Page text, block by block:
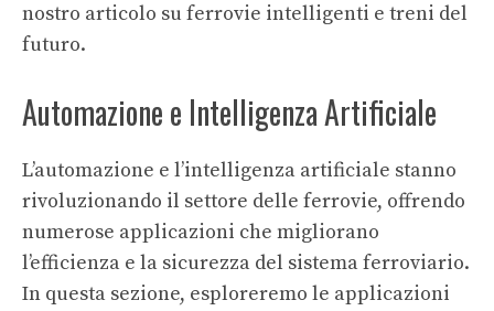
nostro articolo su ferrovie intelligenti e treni del
futuro.
Automazione e Intelligenza Artificiale
L’automazione e l’intelligenza artificiale stanno
rivoluzionando il settore delle ferrovie, offrendo
numerose applicazioni che migliorano
l’efficienza e la sicurezza del sistema ferroviario.
In questa sezione, esploreremo le applicazioni